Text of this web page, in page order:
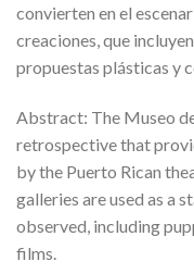
convierten en el
creaciones, que
propuestas plásticas y
Abstract: The Museo
retrospective that
by the Puerto Rican
galleries are used as a
observed, including
films.